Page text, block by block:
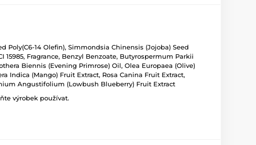
14 Olefin), Simmondsia Chinensis (Jojoba) Seed
15985, Fragrance, Benzyl Benzoate, Butyrospermum Parkii
Biennis (Evening Primrose) Oil, Olea Europaea (Olive)
Indica (Mango) Fruit Extract, Rosa Canina Fruit Extract,
Angustifolium (Lowbush Blueberry) Fruit Extract
výrobek používat.